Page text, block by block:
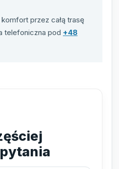
przez całą trasę
telefoniczna pod +48